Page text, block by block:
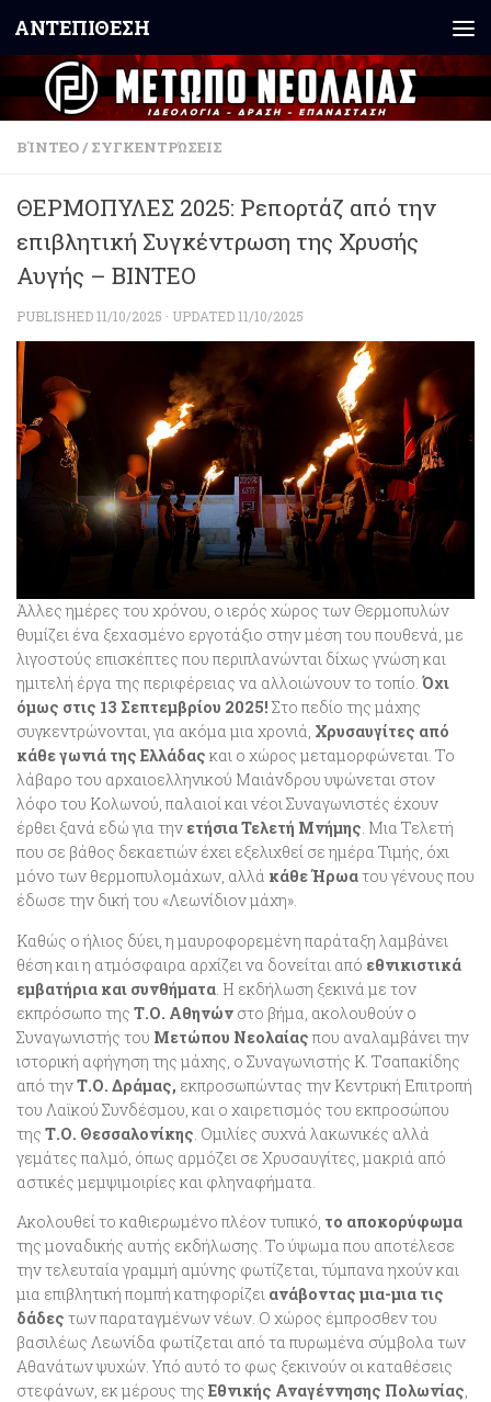
Skip to content
ΑΝΤΕΠΙΘΕΣΗ
ΒΊΝΤΕΟ/ ΣΥΓΚΕΝΤΡΏΣΕΙΣ
ΘΕΡΜΟΠΥΛΕΣ 2025: Ρεπορτάζ από την
επιβλητική Συγκέντρωση της Χρυσής
Αυγής – ΒΙΝΤΕΟ
PUBLISHED11/10/2025 · UPDATED11/10/2025
Άλλες ημέρες του χρόνου, ο ιερός χώρος των Θερμοπυλών
θυμίζει ένα ξεχασμένο εργοτάξιο στην μέση του πουθενά, με
λιγοστούς επισκέπτες που περιπλανώνται δίχως γνώση και
ημιτελή έργα της περιφέρειας να αλλοιώνουν το τοπίο. Όχι
όμως στις 13 Σεπτεμβρίου 2025! Στο πεδίο της μάχης
συγκεντρώνονται, για ακόμα μια χρονιά, Χρυσαυγίτες από
κάθε γωνιά της Ελλάδας και ο χώρος μεταμορφώνεται. Το
λάβαρο του αρχαιοελληνικού Μαιάνδρου υψώνεται στον
λόφο του Κολωνού, παλαιοί και νέοι Συναγωνιστές έχουν
έρθει ξανά εδώ για την ετήσια Τελετή Μνήμης. Μια Τελετή
που σε βάθος δεκαετιών έχει εξελιχθεί σε ημέρα Τιμής, όχι
μόνο των θερμοπυλομάχων, αλλά κάθε Ήρωατου γένους που
έδωσε την δική του «Λεωνίδιον μάχη».
Καθώς ο ήλιος δύει, η μαυροφορεμένη παράταξη λαμβάνει
θέση και η ατμόσφαιρα αρχίζει να δονείται από εθνικιστικά
εμβατήρια και συνθήματα . Η εκδήλωση ξεκινά με τον
εκπρόσωπο της Τ.Ο. Αθηνών στο βήμα, ακολουθούν ο
Συναγωνιστής του Μετώπου Νεολαίας που αναλαμβάνει την
ιστορική αφήγηση της μάχης, ο Συναγωνιστής Κ. Τσαπακίδης
από τηνΤ.Ο. Δράμας, εκπροσωπώντας την Κεντρική Επιτροπή
του Λαϊκού Συνδέσμου, και ο χαιρετισμός του εκπροσώπου
της Τ.Ο. Θεσσαλονίκης . Ομιλίες συχνά λακωνικές αλλά
γεμάτες παλμό, όπως αρμόζει σε Χρυσαυγίτες, μακριά από
αστικές μεμψιμοιρίες και φληναφήματα.
Ακολουθεί το καθιερωμένο πλέον τυπικό, το αποκορύφωμα
της μοναδικής αυτής εκδήλωσης. Το ύψωμα που αποτέλεσε
την τελευταία γραμμή αμύνης φωτίζεται, τύμπανα ηχούν και
μια επιβλητική πομπή κατηφορίζει ανάβοντας μια-μια τις
δάδες των παραταγμένων νέων. Ο χώρος έμπροσθεν του
βασιλέως Λεωνίδα φωτίζεται από τα πυρωμένα σύμβολα των
Αθανάτων ψυχών. Υπό αυτό το φως ξεκινούν οι καταθέσεις
στεφάνων, εκ μέρους της Εθνικής Αναγέννησης Πολωνίας